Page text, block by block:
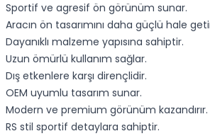
Sportif ve agresif ön görünüm sunar.
Aracın ön tasarımını daha güçlü hale
Dayanıklı malzeme yapısına sahiptir.
Uzun ömürlü kullanım sağlar.
Dış etkenlere karşı dirençlidir.
OEM uyumlu tasarım sunar.
Modern ve premium görünüm kazandırır.
RS stil sportif detaylara sahiptir.